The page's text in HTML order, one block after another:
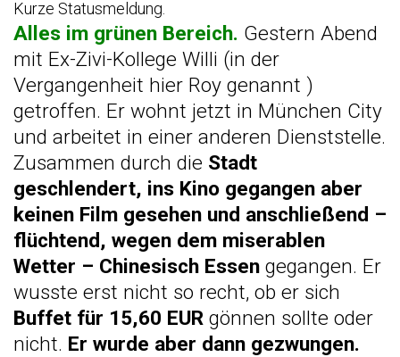
Kurze Statusmeldung.
Alles im grünen Bereich. Gestern Abend
mit Ex-Zivi-Kollege Willi (in der
Vergangenheit hier Roy genannt )
getroffen. Er wohnt jetzt in München City
und arbeitet in einer anderen Dienststelle.
Zusammen durch die Stadt
geschlendert, ins Kino gegangen aber
keinen Film gesehen und anschließend –
flüchtend, wegen dem miserablen
Wetter – Chinesisch Essen gegangen. Er
wusste erst nicht so recht, ob er sich
Buffet für 15,60 EUR gönnen sollte oder
nicht. Er wurde aber dann gezwungen.